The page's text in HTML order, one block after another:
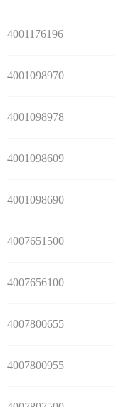
4001176196
4001098970
4001098978
4001098609
4001098690
4007651500
4007656100
4007800655
4007800955